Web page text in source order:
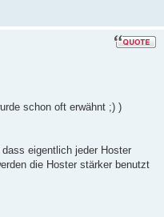
schon oft erwähnt ;) )
eigentlich jeder Hoster
die Hoster stärker benutzt